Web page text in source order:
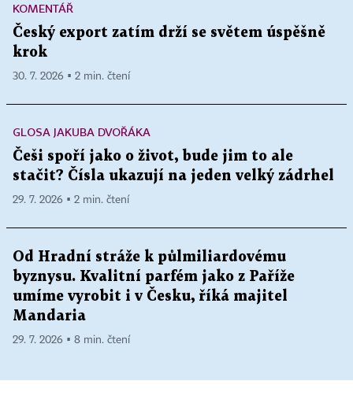
KOMENTÁŘ
Český export zatím drží se světem úspěšně
krok
30. 7. 2026 ▪ 2 min. čtení
GLOSA JAKUBA DVOŘÁKA
Češi spoří jako o život, bude jim to ale
stačit? Čísla ukazují na jeden velký zádrhel
29. 7. 2026 ▪ 2 min. čtení
Od Hradní stráže k půlmiliardovému
byznysu. Kvalitní parfém jako z Paříže
umíme vyrobit i v Česku, říká majitel
Mandaria
29. 7. 2026 ▪ 8 min. čtení